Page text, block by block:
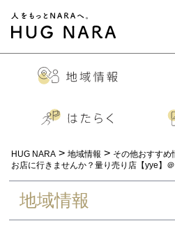
HUG NARA > 地域情報 > その他おすすめ
お店に行きませんか？量り売り店【yye】
地域情報